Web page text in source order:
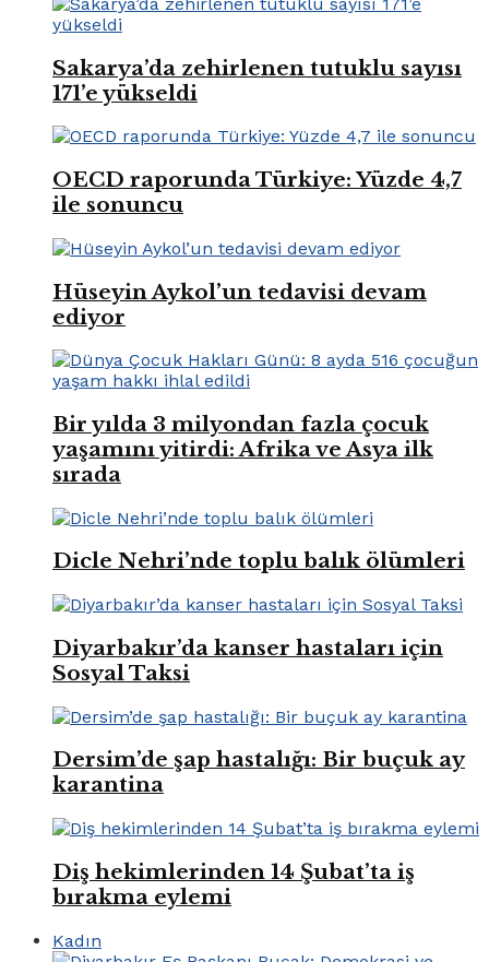
Sakarya’da zehirlenen tutuklu sayısı
171’e yükseldi
OECD raporunda Türkiye: Yüzde 4,7
ile sonuncu
Hüseyin Aykol’un tedavisi devam
ediyor
Bir yılda 3 milyondan fazla çocuk
yaşamını yitirdi: Afrika ve Asya ilk
sırada
Dicle Nehri’nde toplu balık ölümleri
Diyarbakır’da kanser hastaları için
Sosyal Taksi
Dersim’de şap hastalığı: Bir buçuk ay
karantina
Diş hekimlerinden 14 Şubat’ta iş
bırakma eylemi
Kadın